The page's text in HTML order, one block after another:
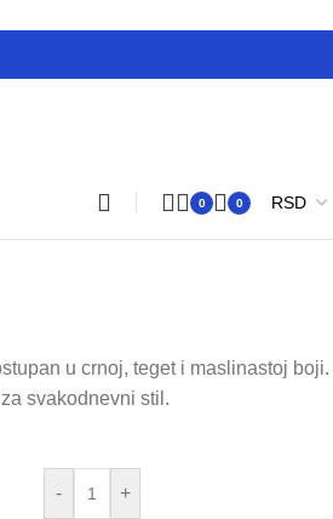
0 0
u crnoj, teget i maslinastoj boji.
svakodnevni stil.
- +